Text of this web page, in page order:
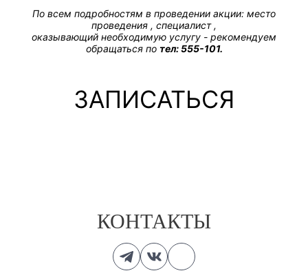
По всем подробностям в проведении акции: место
проведения , специалист ,
оказывающий необходимую услугу - рекомендуем
обращаться по тел: 555-101.
ЗАПИСАТЬСЯ
КОНТАКТЫ